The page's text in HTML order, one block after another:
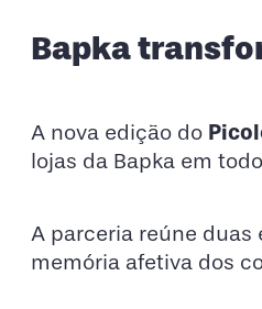
Bapka
A nova edição do
lojas da Bapka em
A parceria reúne duas
memória afetiva dos